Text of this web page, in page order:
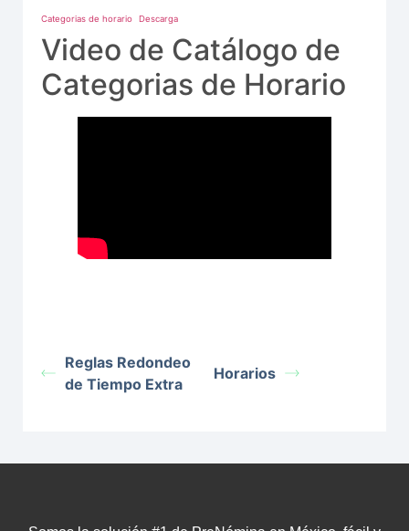
Categorias de horario Descarga
Video de Catálogo de
Categorias de Horario
Reglas Redondeo
de Tiempo Extra
Horarios